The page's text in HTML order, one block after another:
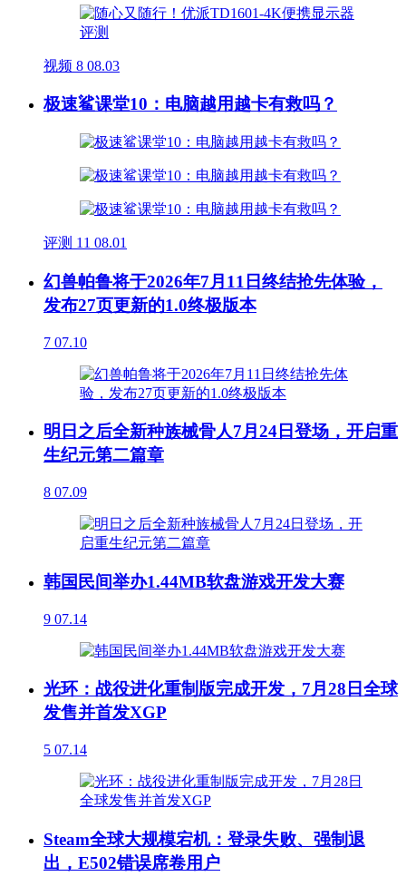
视频 8 08.03
极速鲨课堂10：电脑越用越卡有救吗？
评测 11 08.01
幻兽帕鲁将于2026年7月11日终结抢先体验，
发布27页更新的1.0终极版本
7 07.10
明日之后全新种族械骨人7月24日登场，开启重
生纪元第二篇章
8 07.09
韩国民间举办1.44MB软盘游戏开发大赛
9 07.14
光环：战役进化重制版完成开发，7月28日全球
发售并首发XGP
5 07.14
Steam全球大规模宕机：登录失败、强制退
出，E502错误席卷用户